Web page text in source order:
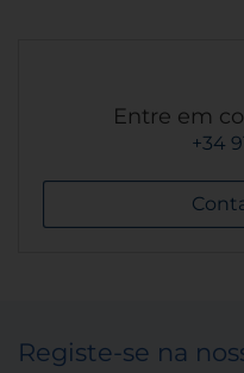
Entre em
+34
Registe-se na